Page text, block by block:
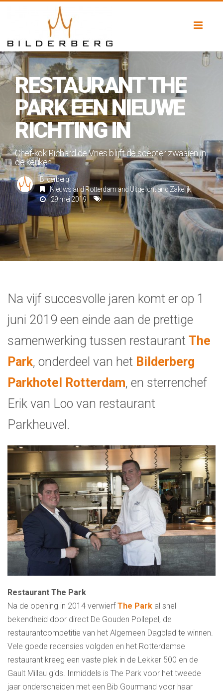
RESTAURANT THE
PARK EEN NIEUWE
RICHTING IN
Chef-kok Richard de Vries blijft de scepter zwaaien in
de keuken
Bilderberg
NieuwsandRotterdamand Uitgelichtand Zakelijk
29 mei 2019
Na vijf succesvolle jaren komt er op 1
juni 2019 een einde aan de prettige
samenwerking tussen restaurant The
Park, onderdeel van het Bilderberg
Parkhotel Rotterdam, en sterrenchef
Erik van Loo van restaurant
Parkheuvel.
Restaurant The Park
Na de opening in 2014 verwierfThe Park al snel
bekendheid door direct De Gouden Pollepel, de
restaurantcompetitie van het Algemeen Dagblad te winnen.
Vele goede recensies volgden en het Rotterdamse
restaurant kreeg een vaste plek in de Lekker 500 en de
Gault Millau gids. Inmiddels is The Park voor het tweede
jaar onderscheiden met een Bib Gourmand voor haar